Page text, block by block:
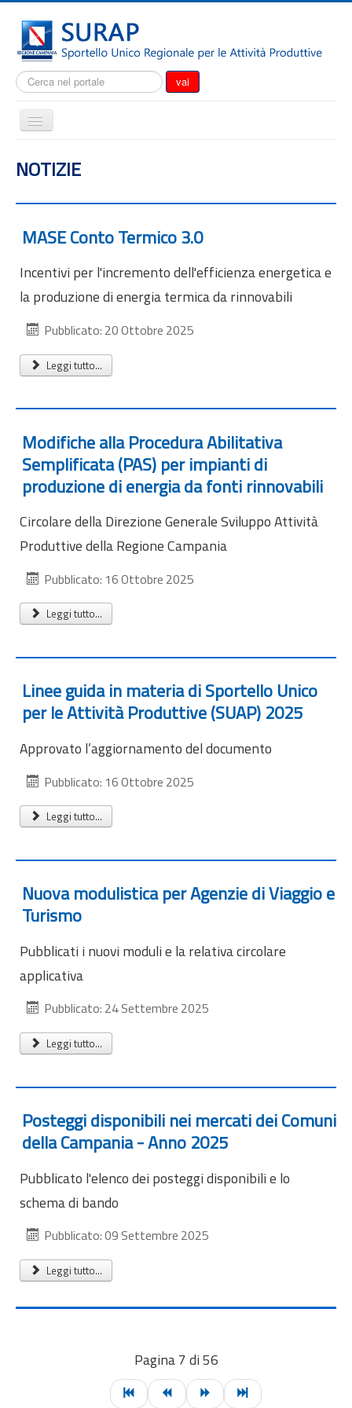
Cerca... vai
Cambia
Notizie
Il SURAP
Normativa
Come fare per
Attrazione degli investimenti
Incentivi e agevolazioni
Internazionalizzazione
Contatti
Sei qui: Home Notizie
NOTIZIE
MASE Conto Termico 3.0
Incentivi per l'incremento dell'efficienza energetica e
la produzione di energia termica da rinnovabili
Pubblicato: 20 Ottobre 2025
Leggi tutto...
Modifiche alla Procedura Abilitativa
Semplificata (PAS) per impianti di
produzione di energia da fonti rinnovabili
Circolare della Direzione Generale Sviluppo Attività
Produttive della Regione Campania
Pubblicato: 16 Ottobre 2025
Leggi tutto...
Linee guida in materia di Sportello Unico
per le Attività Produttive (SUAP) 2025
Approvato l’aggiornamento del documento
Pubblicato: 16 Ottobre 2025
Leggi tutto...
Nuova modulistica per Agenzie di Viaggio e
Turismo
Pubblicati i nuovi moduli e la relativa circolare
applicativa
Pubblicato: 24 Settembre 2025
Leggi tutto...
Posteggi disponibili nei mercati dei Comuni
della Campania - Anno 2025
Pubblicato l'elenco dei posteggi disponibili e lo
schema di bando
Pubblicato: 09 Settembre 2025
Leggi tutto...
Pagina 7 di 56